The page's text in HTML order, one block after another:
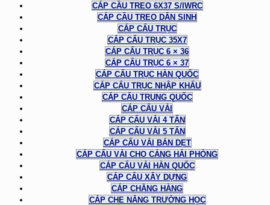
CÁP CẦU TREO 6X37 S/IWRC
CÁP CẦU TREO DÂN SINH
CÁP CẨU TRỤC
CÁP CẨU TRỤC 35X7
CÁP CẨU TRỤC 6 × 36
CÁP CẨU TRỤC 6 × 37
CÁP CẨU TRỤC HÀN QUỐC
CÁP CẨU TRỤC NHẬP KHẨU
CÁP CẨU TRUNG QUỐC
CÁP CẨU VẢI
CÁP CẨU VẢI 4 TẤN
CÁP CẨU VẢI 5 TẤN
CÁP CẨU VẢI BẢN DẸT
CÁP CẨU VẢI CHO CẢNG HẢI PHÒNG
CÁP CẨU VẢI HÀN QUỐC
CÁP CẨU XÂY DỰNG
CÁP CHẰNG HÀNG
CÁP CHE NẮNG TRƯỜNG HỌC